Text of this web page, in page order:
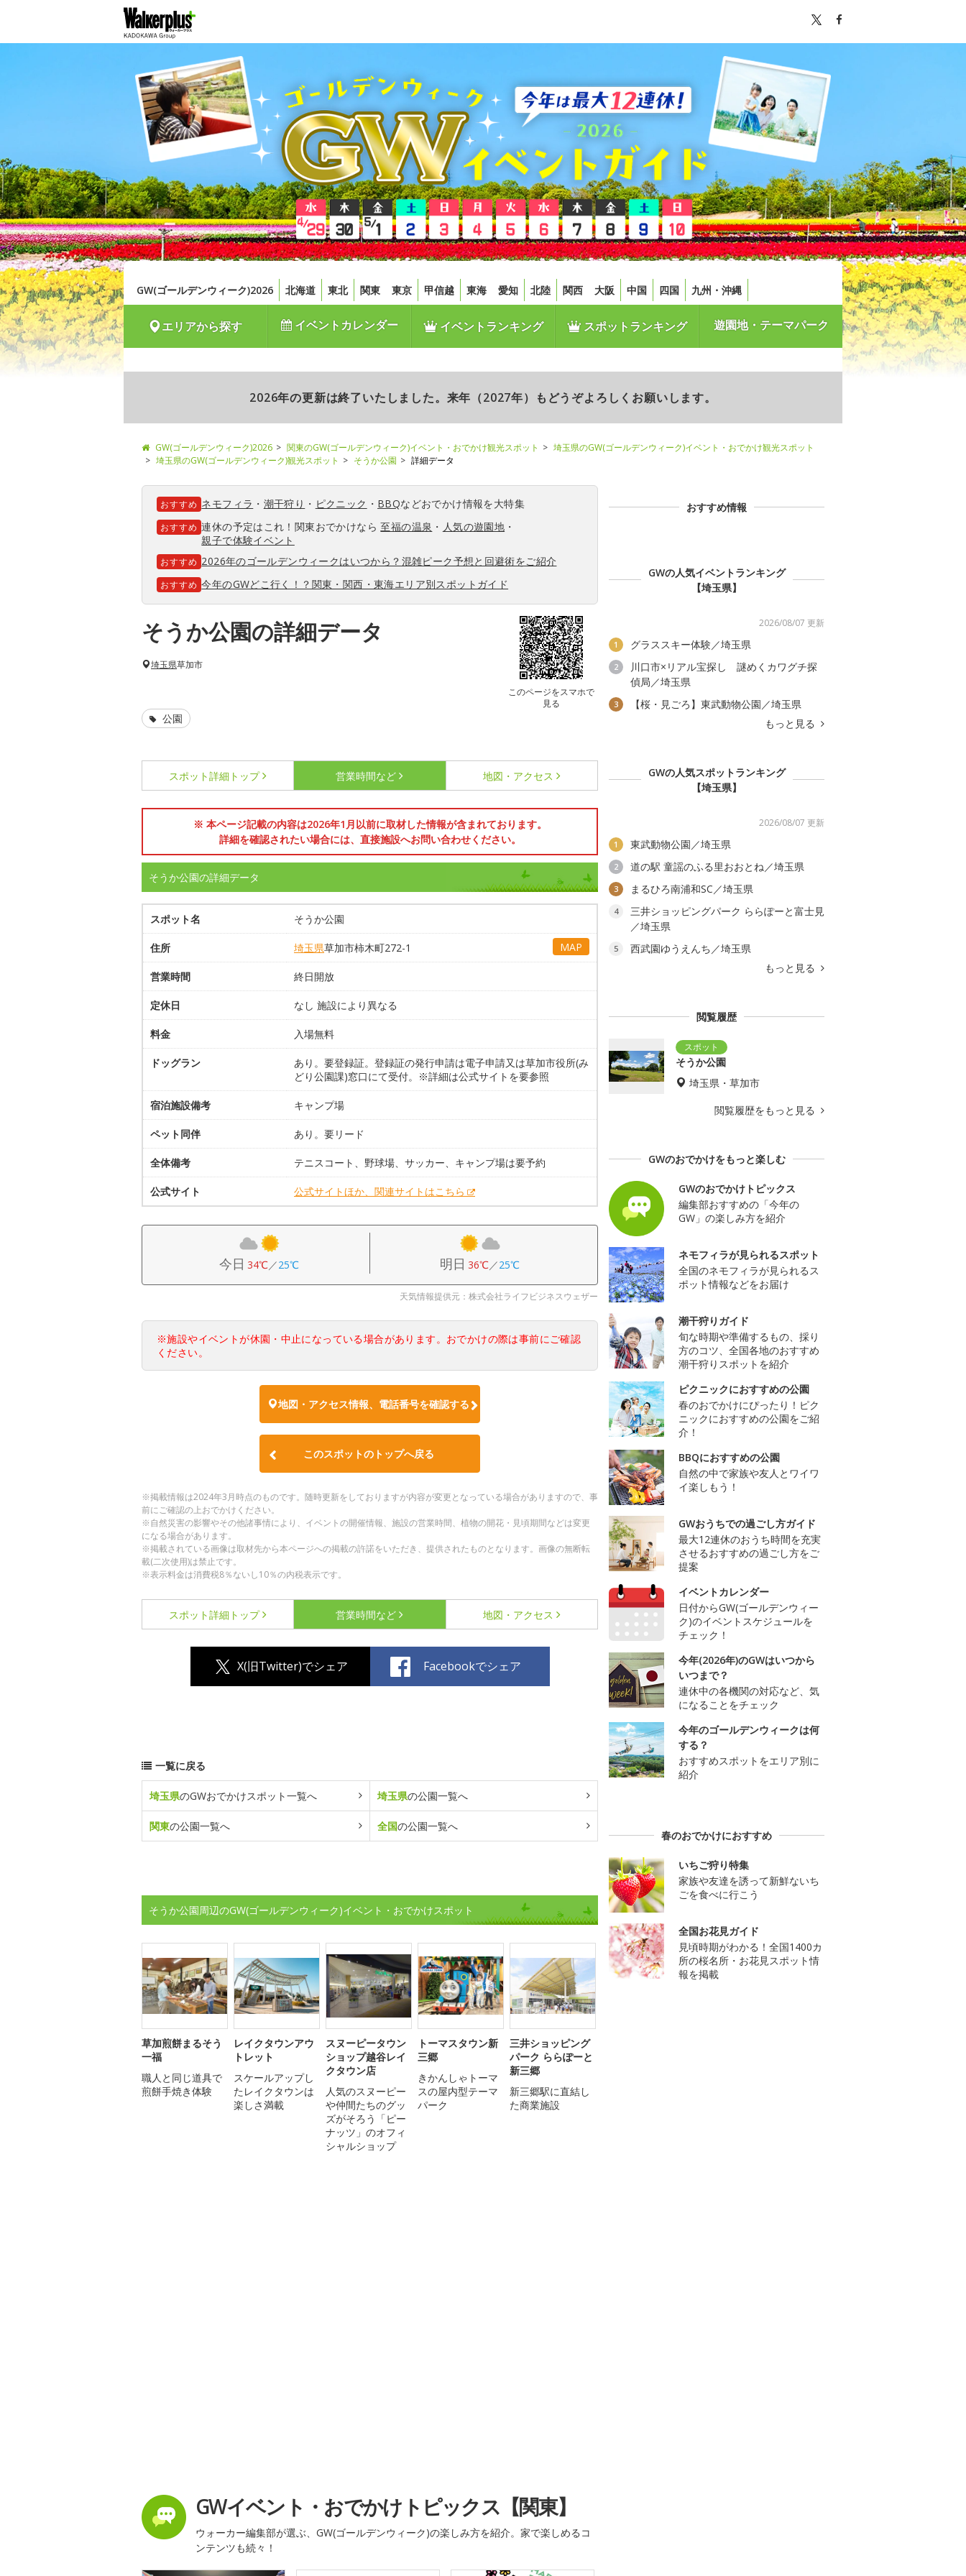
GW(ゴールデンウィーク)2026 北海道 東北 関東 東京 甲信越 東海 愛知 北陸 関西 大阪 中国 四国 九州・沖縄
エリアから探す イベントカレンダー イベントランキング スポットランキング 遊園地・テーマパーク
2026年の更新は終了いたしました。来年（2027年）もどうぞよろしくお願いします。
GW(ゴールデンウィーク)2026 関東のGW(ゴールデンウィーク)イベント・おでかけ観光スポット
埼玉県のGW(ゴールデンウィーク)イベント・おでかけ観光スポット
埼玉県のGW(ゴールデンウィーク)観光スポット
そうか公園 詳細データ
おすすめ ネモフィラ ・ 潮干狩り ・ ピクニック ・ BBQなどおでかけ情報を大特集
おすすめ 連休の予定はこれ！関東おでかけなら至福の温泉 ・ 人気の遊園地 ・
親子で体験イベント
おすすめ 2026年のゴールデンウィークはいつから？混雑ピーク予想と回避術をご紹介
おすすめ 今年のGWどこ行く！？関東・関西・東海エリア別スポットガイド
そうか公園の詳細データ
このページをスマホで
見る
埼玉県草加市
公園
スポット詳細 トップ 営業時間など 地図・アクセス
※ 本ページ記載の内容は2026年1月以前に取材した情報が含まれております。
詳細を確認されたい場合には、直接施設へお問い合わせください。
そうか公園の詳細データ
スポット名 そうか公園
住所 埼玉県草加市柿木町272-1 MAP
営業時間 終日開放
定休日 なし 施設により異なる
料金 入場無料
ドッグラン
あり。要登録証。登録証の発行申請は電子申請又は草加市役所(み
どり公園課)窓口にて受付。※詳細は公式サイトを要参照
宿泊施設備考 キャンプ場
ペット同伴 あり。要リード
全体備考 テニスコート、野球場、サッカー、キャンプ場は要予約
公式サイト 公式サイトほか、関連サイトはこちら
今日 34℃／25℃ 明日 36℃／25℃
天気情報提供元：株式会社ライフビジネスウェザー
※施設やイベントが休園・中止になっている場合があります。おでかけの際は事前にご確認
ください。
地図・アクセス情報、電話番号を確認する
このスポットのトップへ戻る
※掲載情報は2024年3月時点のものです。随時更新をしておりますが内容が変更となっている場合がありますので、事
前にご確認の上おでかけください。
※自然災害の影響やその他諸事情により、イベントの開催情報、施設の営業時間、植物の開花・見頃期間などは変更
になる場合があります。
※掲載されている画像は取材先から本ページへの掲載の許諾をいただき、提供されたものとなります。画像の無断転
載(二次使用)は禁止です。
※表示料金は消費税8％ないし10％の内税表示です。
スポット詳細 トップ 営業時間など 地図・アクセス
X(旧Twitter)でシェア Facebookでシェア
一覧に戻る
埼玉県のGWおでかけスポット一覧へ 埼玉県の公園一覧へ
関東の公園一覧へ 全国の公園一覧へ
そうか公園周辺のGW(ゴールデンウィーク)イベント・おでかけスポット
草加煎餅まるそう
一福
職人と同じ道具で
煎餅手焼き体験
レイクタウンアウ
トレット
スケールアップし
たレイクタウンは
楽しさ満載
スヌーピータウン
ショップ越谷レイ
クタウン店
人気のスヌーピー
や仲間たちのグッ
ズがそろう「ピー
ナッツ」のオフィ
シャルショップ
トーマスタウン新
三郷
きかんしゃトーマ
スの屋内型テーマ
パーク
三井ショッピング
パーク ららぽーと
新三郷
新三郷駅に直結し
た商業施設
GWイベント・おでかけトピックス【関東】
ウォーカー編集部が選ぶ、GW(ゴールデンウィーク)の楽しみ方を紹介。家で楽しめるコ
ンテンツも続々！
おすすめ情報
GWの人気イベントランキング
【埼玉県】
2026/08/07 更新
1 グラススキー体験／埼玉県
2
川口市×リアル宝探し 謎めくカワグチ探
偵局／埼玉県
3
【桜・見ごろ】東武動物公園／埼玉県
もっと見る
GWの人気スポットランキング
【埼玉県】
2026/08/07 更新
1 東武動物公園／埼玉県
2 道の駅 童謡のふる里おおとね／埼玉県
3 まるひろ南浦和SC／埼玉県
4
三井ショッピングパーク ららぽーと富士見
／埼玉県
5
西武園ゆうえんち／埼玉県
もっと見る
閲覧履歴
そうか公園
埼玉県・草加市
閲覧履歴をもっと見る
GWのおでかけをもっと楽しむ
GWのおでかけトピックス
編集部おすすめの「今年の
GW」の楽しみ方を紹介
ネモフィラが見られるスポット
全国のネモフィラが見られるス
ポット情報などをお届け
潮干狩りガイド
旬な時期や準備するもの、採り
方のコツ、全国各地のおすすめ
潮干狩りスポットを紹介
ピクニックにおすすめの公園
春のおでかけにぴったり！ピク
ニックにおすすめの公園をご紹
介！
BBQにおすすめの公園
自然の中で家族や友人とワイワ
イ楽しもう！
GWおうちでの過ごし方ガイド
最大12連休のおうち時間を充実
させるおすすめの過ごし方をご
提案
イベントカレンダー
日付からGW(ゴールデンウィー
ク)のイベントスケジュールを
チェック！
今年(2026年)のGWはいつから
いつまで？
連休中の各機関の対応など、気
になることをチェック
今年のゴールデンウィークは何
する？
おすすめスポットをエリア別に
紹介
春のおでかけにおすすめ
いちご狩り特集
家族や友達を誘って新鮮ないち
ごを食べに行こう
全国お花見ガイド
見頃時期がわかる！全国1400カ
所の桜名所・お花見スポット情
報を掲載